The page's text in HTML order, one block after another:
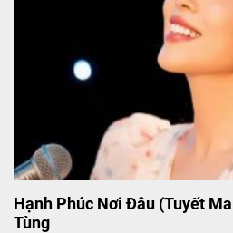
Hạnh Phúc Nơi Đâu (Tuyết
Tùng